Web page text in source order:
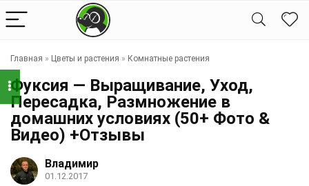
Главная » Цветы и растения » Комнатные растения
Фуксия — Выращивание, Уход,
Пересадка, Размножение в
домашних условиях (50+ Фото &
Видео) +Отзывы
Владимир
01.12.2017